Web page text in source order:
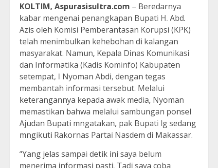
KOLTIM, Aspurasisultra.com – Beredarnya
kabar mengenai penangkapan Bupati H. Abd.
Azis oleh Komisi Pemberantasan Korupsi (KPK)
telah menimbulkan kehebohan di kalangan
masyarakat. Namun, Kepala Dinas Komunikasi
dan Informatika (Kadis Kominfo) Kabupaten
setempat, I Nyoman Abdi, dengan tegas
membantah informasi tersebut. Melalui
keterangannya kepada awak media, Nyoman
memastikan bahwa melalui sambungan ponsel
Ajudan Bupati mngatakan, pak Bupati lg sedang
mngikuti Rakornas Partai Nasdem di Makassar.
“Yang jelas sampai detik ini saya belum
menerima informasi pasti. Tadi saya coba